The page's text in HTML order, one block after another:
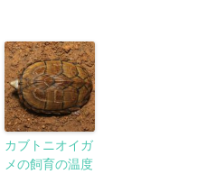
カブトニオイガ
メの飼育の温度